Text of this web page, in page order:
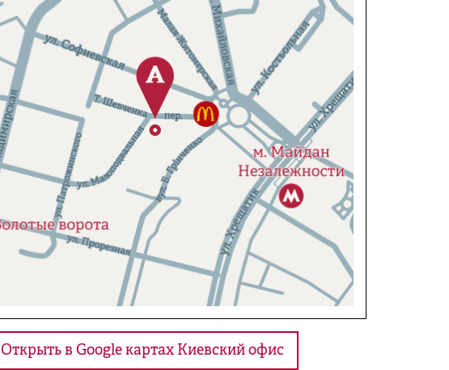
Открыть в Google картах Киевский офис